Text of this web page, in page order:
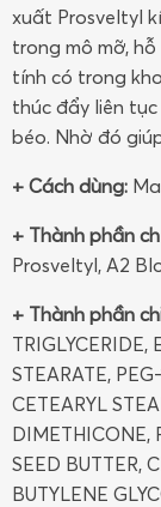
xuất Prosveltyl
trong mô mỡ,
tính có trong
thúc đẩy liên
béo. Nhờ đó
+ Cách dùng:
+ Thành phần
Prosveltyl, A2
+ Thành phần
TRIGLYCERIDE,
STEARATE,
CETEARYL
DIMETHICONE,
SEED BUTTER,
BUTYLENE